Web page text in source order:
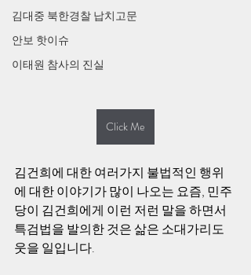
김대중 북한경찰 납치고문
안보 핫이슈
이태원 참사의 진실
Click Me
김건희에 대한 여러가지 불법적인 행위
에 대한 이야기가 많이 나오는 요즘, 민주
당이 김건희에게 이런 저런 말을 하면서
특검법을 발의한 것은 삶은 소대가리도
웃을 일입니다.